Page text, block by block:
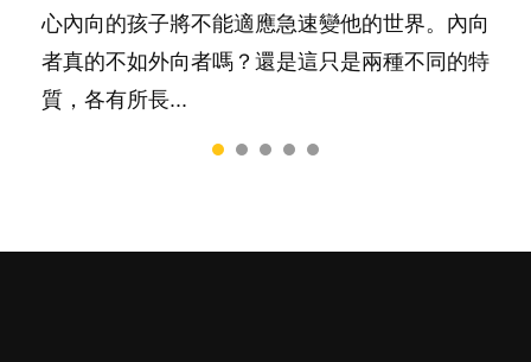
心內向的孩子將不能適應急速變他的世界。內向
者真的不如外向者嗎？還是這只是兩種不同的特
質，各有所長...
一樣重要至極的，總被遺漏——關注自己的情緒
和心理健康。...